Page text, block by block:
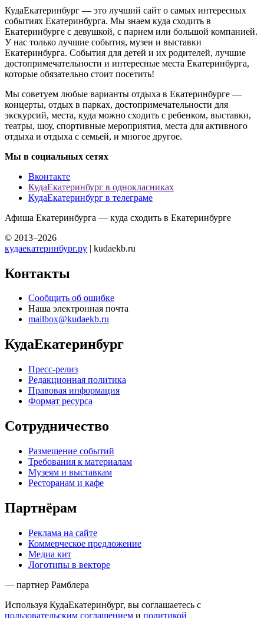
КудаЕкатеринбург — это лучший сайт о самых интересных
событиях Екатеринбурга. Мы знаем куда сходить в
Екатеринбурге с девушкой, с парнем или большой компанией.
У нас только лучшие события, музеи и выставки
Екатеринбурга. События для детей и их родителей, лучшие
достопримечательности и интересные места Екатеринбурга,
которые обязательно стоит посетить!
Мы советуем любые варианты отдыха в Екатеринбурге —
концерты, отдых в парках, достопримечательности для
экскурсий, места, куда можно сходить с ребенком, выставки,
театры, шоу, спортивные мероприятия, места для активного
отдыха и отдыха с семьей, и многое другое.
Мы в социальных сетях
Вконтакте
КудаЕкатеринбург в однокласниках
КудаЕкатеринбург в телеграме
Афиша Екатеринбурга — куда сходить в Екатеринбурге
© 2013–2026
кудаекатеринбург.ру | kudaekb.ru
Контакты
Сообщить об ошибке
Наша электронная почта
mailbox@kudaekb.ru
КудаЕкатеринбург
Пресс-релиз
Редакционная политика
Правовая информация
Формат ресурса
Сотрудничество
Размещение событий
Требования к материалам
Музеям и выставкам
Ресторанам и кафе
Партнёрам
Реклама на сайте
Коммерческое предложение
Медиа кит
Логотипы в векторе
— партнер Рамблера
Используя КудаЕкатеринбург, вы соглашаетесь с
пользовательским соглашением и политикой